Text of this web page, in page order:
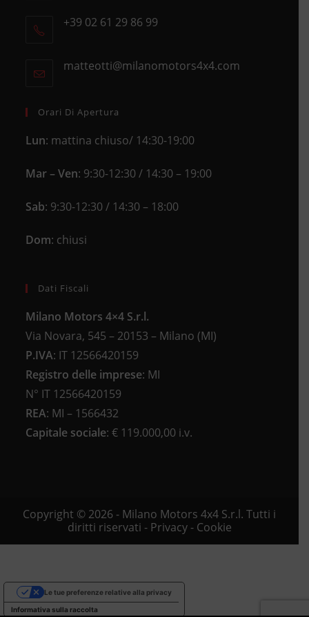
in
+39 02 61 29 86 99
your
matteotti@milanomotors4x4.comOpens
Orari Di Apertura
Lun: mattina chiuso/ 14:30-19:00
Mar – Ven: 9:30-12:30 / 14:30 – 19:00
Sab: 9:30-12:30 / 14:30 – 18:00
Dom: chiusi
Dati Fiscali
Milano Motors 4×4 S.r.l.
Via Novara, 545 – 20153 – Milano (MI)
P.IVA: IT 12566420159
Registro delle imprese: MI
N° IT 12566420159
REA: MI – 1566432
Capitale sociale: € 119.000,00 i.v.
Copyright © 2026 - Milano Motors 4x4 S.r.l. Tutti i
diritti riservati - Privacy- Cookie
Informativa sulla raccolta
Le tue preferenze relative alla privacy